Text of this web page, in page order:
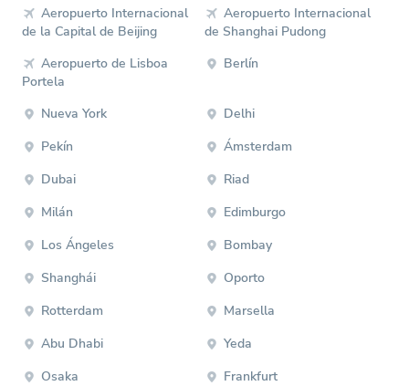
Aeropuerto Internacional
de la Capital de Beijing
Aeropuerto Internacional
de Shanghai Pudong
Aeropuerto de Lisboa
Portela
Berlín
Nueva York
Delhi
Pekín
Ámsterdam
Dubai
Riad
Milán
Edimburgo
Los Ángeles
Bombay
Shanghái
Oporto
Rotterdam
Marsella
Abu Dhabi
Yeda
Osaka
Frankfurt